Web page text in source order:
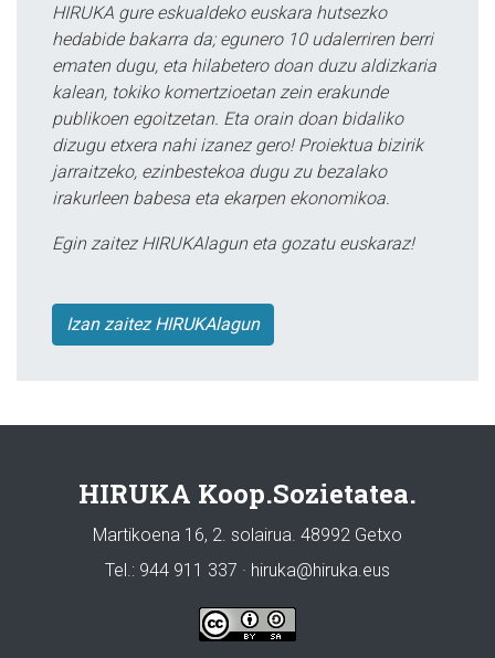
HIRUKA gure eskualdeko euskara hutsezko
hedabide bakarra da; egunero 10 udalerriren berri
ematen dugu, eta hilabetero doan duzu aldizkaria
kalean, tokiko komertzioetan zein erakunde
publikoen egoitzetan. Eta orain doan bidaliko
dizugu etxera nahi izanez gero! Proiektua bizirik
jarraitzeko, ezinbestekoa dugu zu bezalako
irakurleen babesa eta ekarpen ekonomikoa.
Egin zaitez HIRUKAlagun eta gozatu euskaraz!
Izan zaitez HIRUKAlagun
HIRUKA Koop.Sozietatea.
Martikoena 16, 2. solairua. 48992 Getxo
Tel.: 944 911 337 · hiruka@hiruka.eus